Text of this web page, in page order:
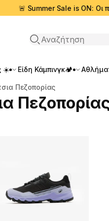
🚨 Summer Sale is ON: Οι
Αναζήτηση
☀️ Είδη Κάμπινγκ🏕️
Πεζοπορίας